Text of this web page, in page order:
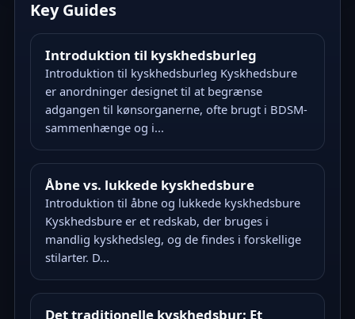
Key Guides
Introduktion til kyskhedsburleg
Introduktion til kyskhedsburleg Kyskhedsbure
er anordninger designet til at begrænse
adgangen til kønsorganerne, ofte brugt i BDSM-
sammenhænge og i...
Åbne vs. lukkede kyskhedsbure
Introduktion til åbne og lukkede kyskhedsbure
Kyskhedsbure er et redskab, der bruges i
mandlig kyskhedsleg, og de findes i forskellige
stilarter. D...
Det traditionelle kyskhedsbur: Et